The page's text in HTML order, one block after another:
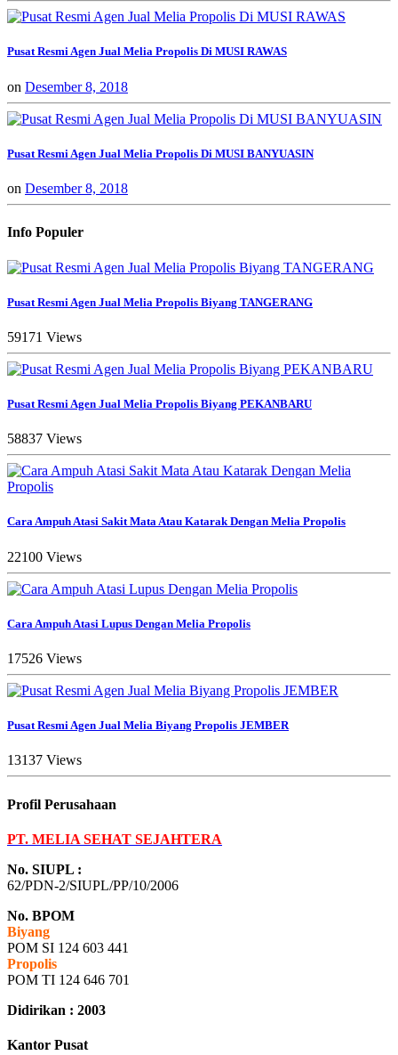
Pusat Resmi Agen Jual Melia Propolis Di MUSI RAWAS
on Desember 8, 2018
Pusat Resmi Agen Jual Melia Propolis Di MUSI BANYUASIN
on Desember 8, 2018
Info Populer
Pusat Resmi Agen Jual Melia Propolis Biyang TANGERANG
59171 Views
Pusat Resmi Agen Jual Melia Propolis Biyang PEKANBARU
58837 Views
Cara Ampuh Atasi Sakit Mata Atau Katarak Dengan Melia Propolis
22100 Views
Cara Ampuh Atasi Lupus Dengan Melia Propolis
17526 Views
Pusat Resmi Agen Jual Melia Biyang Propolis JEMBER
13137 Views
Profil Perusahaan
PT. MELIA SEHAT SEJAHTERA
No. SIUPL :
62/PDN-2/SIUPL/PP/10/2006
No. BPOM
Biyang
POM SI 124 603 441
Propolis
POM TI 124 646 701
Didirikan : 2003
Kantor Pusat